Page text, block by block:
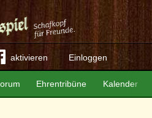
aktivieren Einloggen
Ehrentribüne Kalender